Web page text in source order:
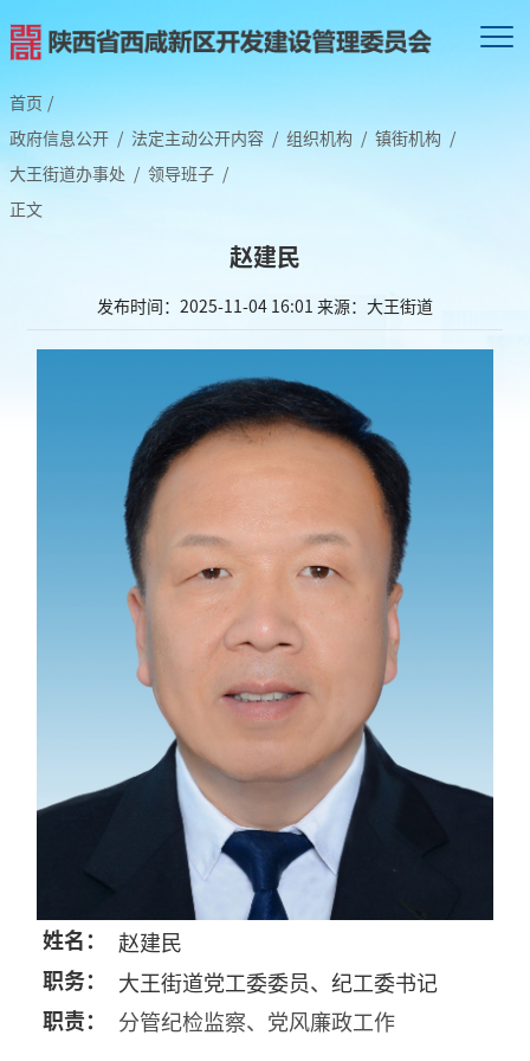
首页 /
政府信息公开 / 法定主动公开内容 / 组织机构 / 镇街机构 /
大王街道办事处 / 领导班子 /
正文
赵建民
发布时间：2025-11-04 16:01 来源：大王街道
姓名：
赵建民
职务：
大王街道党工委委员、纪工委书记
职责：
分管纪检监察、党风廉政工作